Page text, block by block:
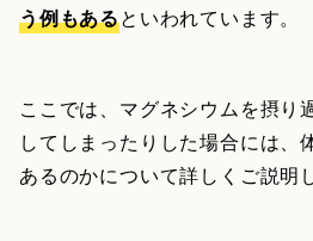
う例もあるといわれています。
ここでは、マグネシウムを摂り
してしまったりした場合には、
あるのかについて詳しくご説明